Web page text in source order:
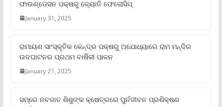
ଫାଉଣ୍ଡେସନ ପକ୍ଷରୁ ଜ୍ୟୋତି ଫେଲୋସିପ୍‌
January 31, 2025
ରାମାୟଣ ସାଂସ୍କୃତିକ କେନ୍ଦ୍ର ପକ୍ଷରୁ ଅଯୋଧ୍ୟାରେ ରାମ ମନ୍ଦିର
ଉଦଘାଟନର ପ୍ରଥମ ବାର୍ଷିକୀ ପାଳନ
January 21, 2025
ସମ୍‌ରେ ନବଜାତ ଶିଶୁଙ୍କ କ୍ଷେତ୍ରରେ ପୁର୍ନଜୀବନ ପ୍ରଶିକ୍ଷଣ